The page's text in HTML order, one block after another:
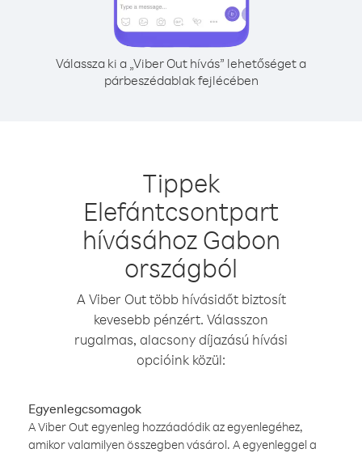
Válassza ki a „Viber Out hívás” lehetőséget a
párbeszédablak fejlécében
Tippek
Elefántcsontpart
hívásához Gabon
országból
A Viber Out több hívásidőt biztosít
kevesebb pénzért. Válasszon
rugalmas, alacsony díjazású hívási
opcióink közül:
Egyenlegcsomagok
A Viber Out egyenleg hozzáadódik az egyenlegéhez,
amikor valamilyen összegben vásárol. A egyenleggel a